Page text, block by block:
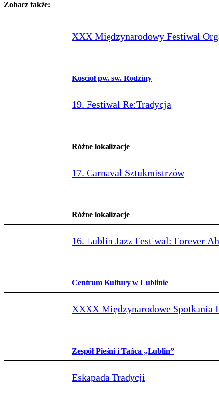
Zobacz także:
XXX Międzynarodowy Festiwal
Kościół pw. św. Rodziny
19. Festiwal Re:Tradycja
Różne lokalizacje
17. Carnaval Sztukmistrzów
Różne lokalizacje
16. Lublin Jazz Festiwal: Forever
Centrum Kultury w Lublinie
XXXX Międzynarodowe Spotkania
Zespół Pieśni i Tańca „Lublin”
Eskapada Tradycji